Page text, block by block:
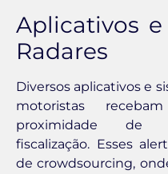
Aplicativos
Radares
Diversos aplicativos e
motoristas
proximidade de
fiscalização. Esses
de crowdsourcing,